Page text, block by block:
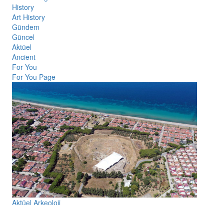
History
Art History
Gündem
Güncel
Aktüel
Ancient
For You
For You Page
Aktüel Arkeoloji